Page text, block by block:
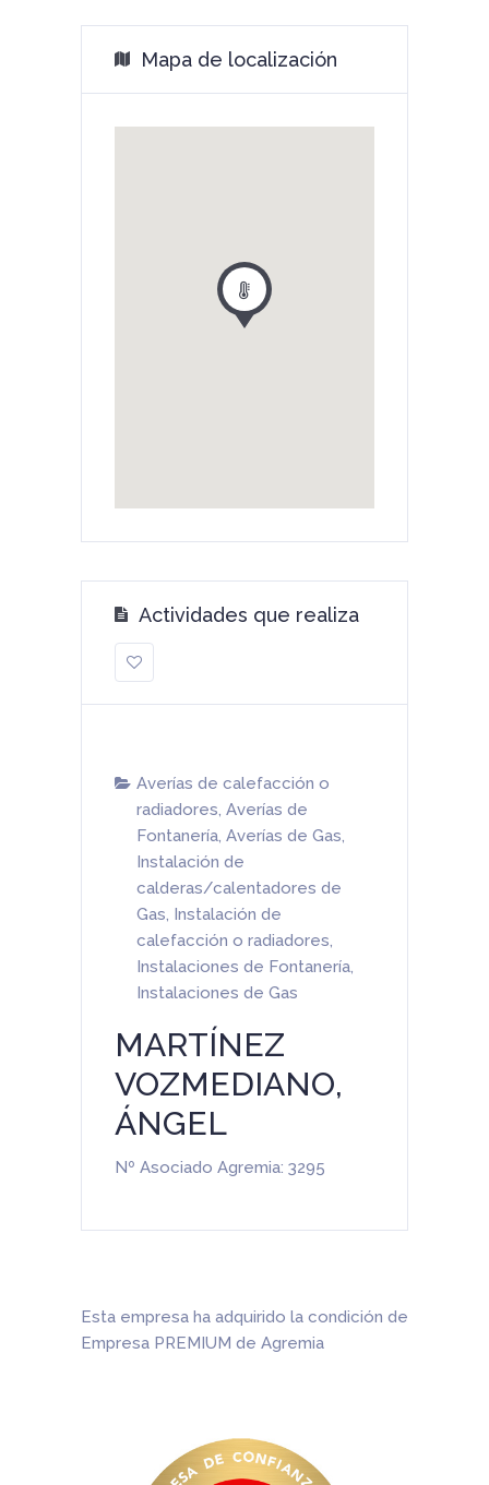
Mapa de localización
Actividades que realiza
Averías de calefacción o
radiadores, Averías de
Fontanería, Averías de Gas,
Instalación de
calderas/calentadores de
Gas, Instalación de
calefacción o radiadores,
Instalaciones de Fontanería,
Instalaciones de Gas
MARTÍNEZ
VOZMEDIANO,
ÁNGEL
Nº Asociado Agremia: 3295
Esta empresa ha adquirido la condición de
Empresa PREMIUM de Agremia